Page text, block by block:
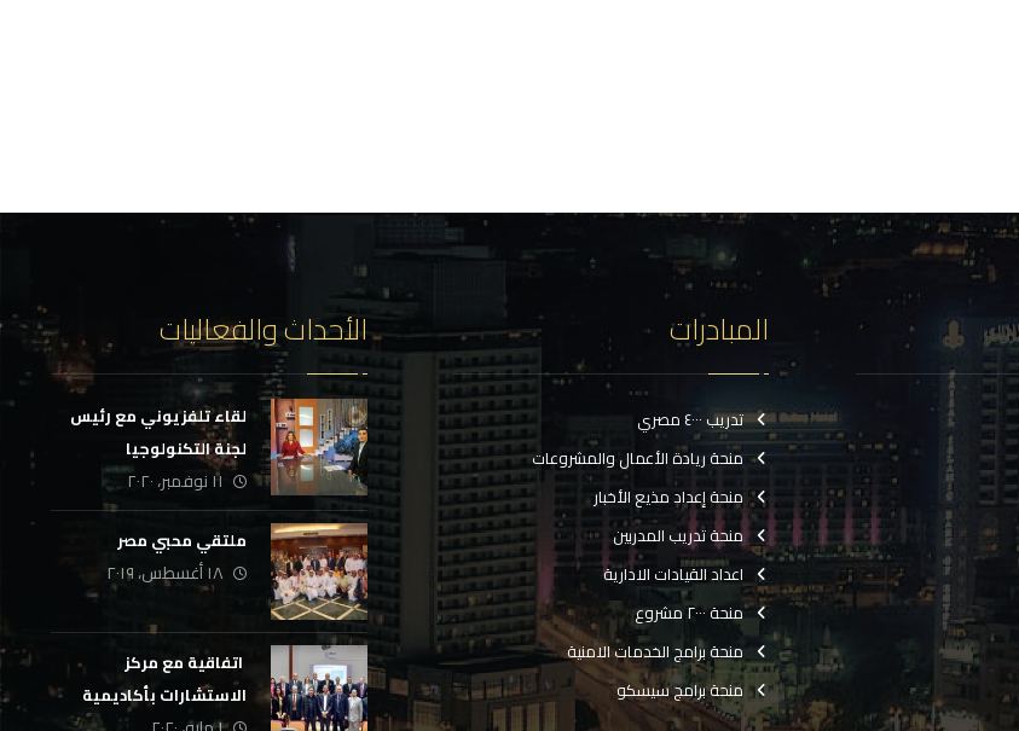
المبادرات
تدريب ٤٠٠٠ مصري
منحة ريادة الأعمال والمشروعات
منحة إعداد مذيع الأخبار
منحة تدريب المدربين
اعداد القيادات الادارية
منحة ٢٠٠٠ مشروع
منحة برامج الخدمات الامنية
منحة برامج سيسكو
الأحداث والفعاليات
لقاء تلفزيوني مع رئيس
لجنة التكنولوجيا
١١ نوفمبر، ٢٠٢٠
ملتقي محبي مصر
١٨ أغسطس، ٢٠١٩
‏ اتفاقية مع مركز
الاستشارات بأكاديمية